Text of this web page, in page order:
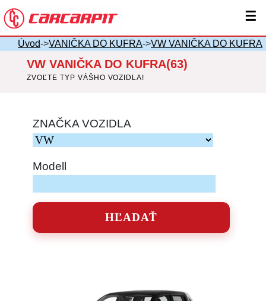
☰
Úvod->VANIČKA DO KUFRA->VW VANIČKA DO KUFRA
VW VANIČKA DO KUFRA(63)
ZVOĽTE TYP VÁŠHO VOZIDLA!
ZNAČKA VOZIDLA
Modell
HĽADAŤ